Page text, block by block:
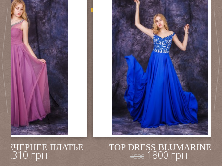
ПЛАТЬЕ
2310 грн.
-60%
TOP DRESS BLUMARINE
45001800 грн.